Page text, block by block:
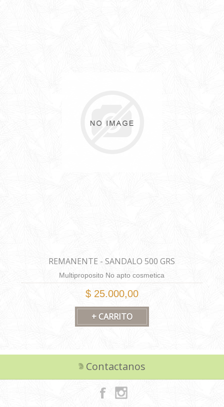
REMANENTE - SANDALO 500 GRS
Multiproposito No apto cosmetica
$ 25.000,00
Contactanos